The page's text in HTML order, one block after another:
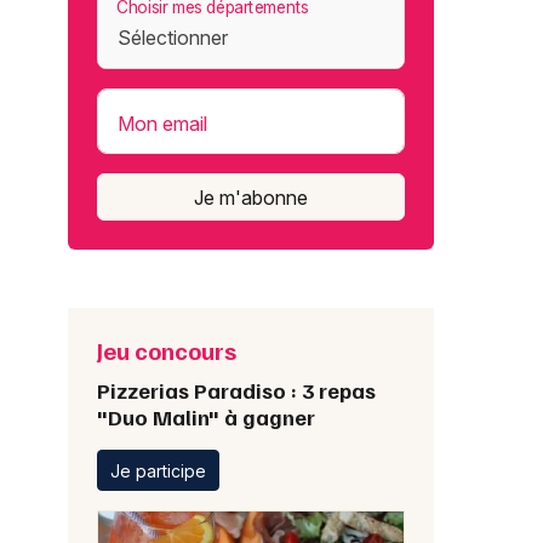
Choisir mes départements
Mon email
Je m'abonne
Jeu concours
Pizzerias Paradiso : 3 repas
"Duo Malin" à gagner
Je participe